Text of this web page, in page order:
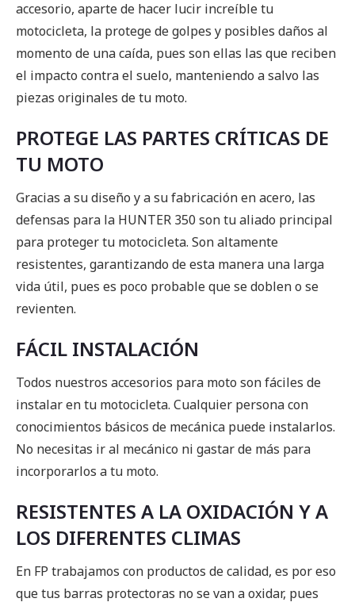
accesorio, aparte de hacer lucir increíble tu
motocicleta, la protege de golpes y posibles daños al
momento de una caída, pues son ellas las que reciben
el impacto contra el suelo, manteniendo a salvo las
piezas originales de tu moto.
PROTEGE LAS PARTES CRÍTICAS DE
TU MOTO
Gracias a su diseño y a su fabricación en acero, las
defensas para la HUNTER 350 son tu aliado principal
para proteger tu motocicleta. Son altamente
resistentes, garantizando de esta manera una larga
vida útil, pues es poco probable que se doblen o se
revienten.
FÁCIL INSTALACIÓN
Todos nuestros accesorios para moto son fáciles de
instalar en tu motocicleta. Cualquier persona con
conocimientos básicos de mecánica puede instalarlos.
No necesitas ir al mecánico ni gastar de más para
incorporarlos a tu moto.
RESISTENTES A LA OXIDACIÓN Y A
LOS DIFERENTES CLIMAS
En FP trabajamos con productos de calidad, es por eso
que tus barras protectoras no se van a oxidar, pues